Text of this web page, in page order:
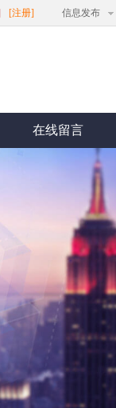
信息发布
[注册]
在线留言